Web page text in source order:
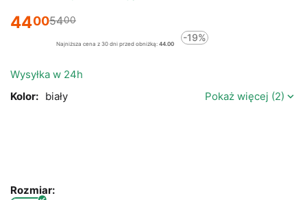
44005400
Najniższa cena z 30 dni przed obniżką: 44.00
-19%
Wysyłka w 24h
Kolor: biały Pokaż więcej (2)
Rozmiar: